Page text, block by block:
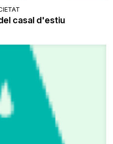
casal d'estiu